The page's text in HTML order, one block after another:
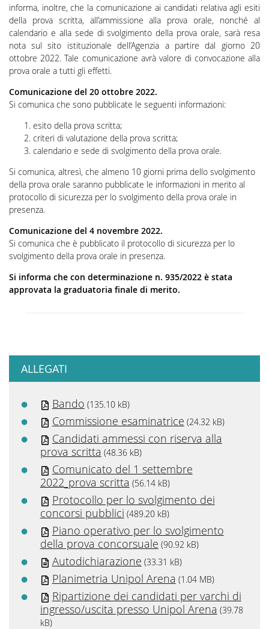
informa, inoltre, che la comunicazione ai candidati relativa agli esiti
della prova scritta, all’ammissione alla prova orale, nonché al
calendario e alla sede di svolgimento della prova orale, sarà resa
notasul sito istituzionale dell’Agenzia a partire dal giorno 20
ottobre 2022. Tale comunicazione avrà valore di convocazione alla
prova orale a tutti gli effetti.
Comunicazione del 20 ottobre 2022.
Si comunica che sono pubblicate le seguenti informazioni:
esito della prova scritta;
criteri di valutazione della prova scritta;
calendario e sede di svolgimento della prova orale.
Si comunica, altresì, che almeno 10 giorni prima dello svolgimento
della prova orale saranno pubblicate le informazioni in merito al
protocollo di sicurezza per lo svolgimento della prova orale in
presenza.
Comunicazione del 4 novembre 2022.
Si comunica che è pubblicato il protocollo di sicurezza per lo
svolgimento della prova orale in presenza.
Si informa che con determinazione n. 935/2022 è stata
approvata la graduatoria finale di merito.
ALLEGATI
Bando (135.10 kB)
Commissione esaminatrice (24.32 kB)
Candidati ammessi con riserva alla
prova scritta (48.36 kB)
Comunicato del 1 settembre
2022_prova scritta (56.14 kB)
Protocollo per lo svolgimento dei
concorsi pubblici (489.20 kB)
Piano operativo per lo svolgimento
della prova concorsuale (90.92 kB)
Autodichiarazione (33.31 kB)
Planimetria Unipol Arena (1.04 MB)
Ripartizione dei candidati per varchi di
ingresso/uscita presso Unipol Arena (39.78
kB)